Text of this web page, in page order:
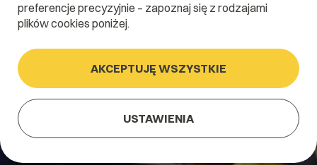
preferencje precyzyjnie – zapoznaj się z rodzajami
plików cookies poniżej.
AKCEPTUJĘ WSZYSTKIE
USTAWIENIA